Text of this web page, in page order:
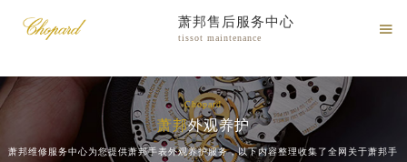
萧邦售后服务中心
tissot maintenance

Chopard
萧邦外观养护
萧邦维修服务中心为您提供萧邦手表外观养护服务，以下内容整理收集了全网关于萧邦手